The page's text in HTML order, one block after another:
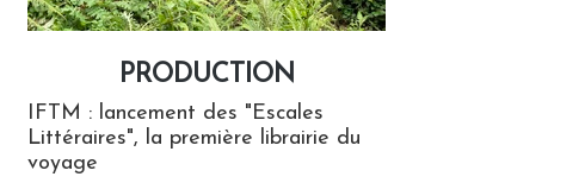
PRODUCTION
IFTM : lancement des "Escales
Littéraires", la première librairie du
voyage